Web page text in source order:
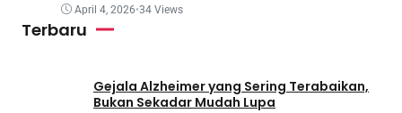
April 4, 2026•34 Views
Terbaru
Gejala Alzheimer yang Sering Terabaikan,
Bukan Sekadar Mudah Lupa